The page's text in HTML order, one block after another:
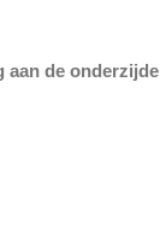
aan de onderzijde